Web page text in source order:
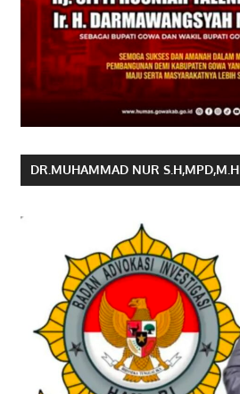
DR.MUHAMMAD NUR S.H,MPD,M.H